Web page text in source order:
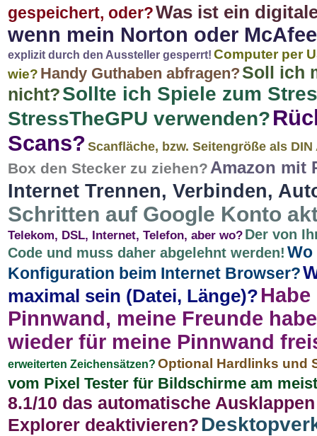
gespeichert, oder?Was ist ein
wenn mein Norton oder
explizit durch den Aussteller gesperrt! Computer per
wie? Handy Guthaben abfragen? Soll ich
nicht?Sollte ich Spiele zum
StressTheGPU verwenden?
Scans? Scanfläche, bzw. Seitengröße als DIN
Box den Stecker zu ziehen? Amazon mit
Internet Trennen, Verbinden,
Schritten auf Google Konto
Telekom, DSL, Internet, Telefon, aber wo? Der von
Code und muss daher abgelehnt werden!
Konfiguration beim Internet Browser?
maximal sein (Datei, Länge)?
Pinnwand, meine Freunde
wieder für meine Pinnwand
erweiterten Zeichensätzen? Optional Hardlinks und
vom Pixel Tester für Bildschirme am
8.1/10 das automatische
Explorer deaktivieren?